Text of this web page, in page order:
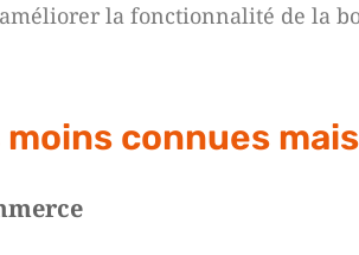
la fonctionnalité de la
connues